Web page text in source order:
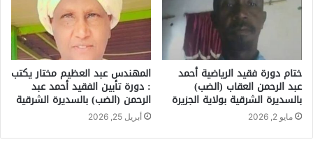
ختام دورة فقيد الرياضية أحمد
عبد الرحمن العقاب (الضب)
بالسديرة الشرقية بولاية الجزيرة
مايو 2, 2026
المهندس عبد العظيم مختار يكتب
: دورة تأبين الفقيد أحمد عبد
الرحمن (الضب) بالسديرة الشرقية
أبريل 25, 2026